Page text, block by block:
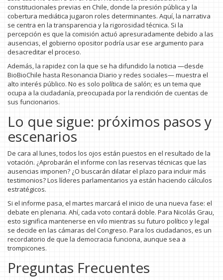
constitucionales previas en Chile, donde la presión pública y la
cobertura mediática jugaron roles determinantes. Aquí, la narrativa
se centra en la transparencia y la rigorosidad técnica. Si la
percepción es que la comisión actuó apresuradamente debido a las
ausencias, el gobierno opositor podría usar ese argumento para
desacreditar el proceso.
Además, la rapidez con la que se ha difundido la noticia —desde
BioBioChile hasta Resonancia Diario y redes sociales— muestra el
alto interés público. No es solo política de salón; es un tema que
ocupa a la ciudadanía, preocupada por la rendición de cuentas de
sus funcionarios.
Lo que sigue: próximos pasos y
escenarios
De cara al lunes, todos los ojos están puestos en el resultado de la
votación. ¿Aprobarán el informe con las reservas técnicas que las
ausencias imponen? ¿O buscarán dilatar el plazo para incluir más
testimonios? Los líderes parlamentarios ya están haciendo cálculos
estratégicos.
Si el informe pasa, el martes marcará el inicio de una nueva fase: el
debate en plenaria. Ahí, cada voto contará doble. Para Nicolás Grau,
esto significa mantenerse en vilo mientras su futuro político y legal
se decide en las cámaras del Congreso. Para los ciudadanos, es un
recordatorio de que la democracia funciona, aunque sea a
trompicones.
Preguntas Frecuentes